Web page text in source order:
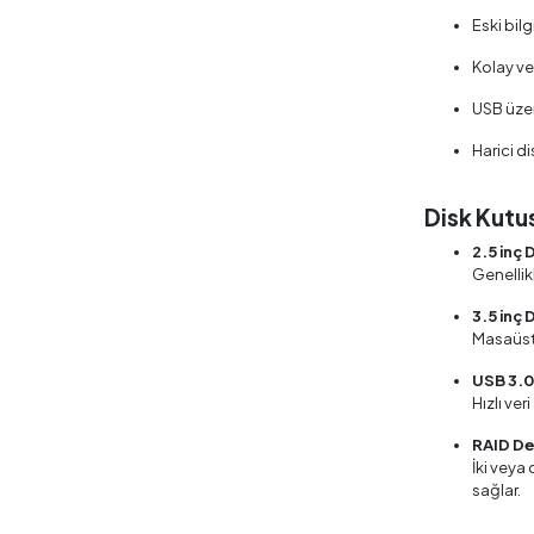
Eski
Kolay
USB
Harici
Disk
2.5 inç
3.5 inç
USB
Hızlı
RAID
İki veya
sağlar.